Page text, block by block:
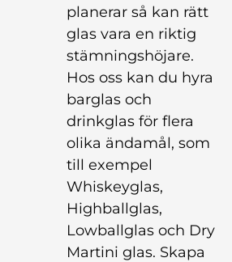
planerar så kan rätt
glas vara en riktig
stämningshöjare.
Hos oss kan du hyra
barglas och
drinkglas för flera
olika ändamål, som
till exempel
Whiskeyglas,
Highballglas,
Lowballglas och Dry
Martini glas. Skapa